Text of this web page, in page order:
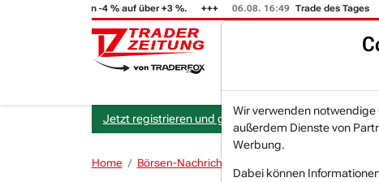
(i) steigt von -4 % auf über +3 %. 06.08. 16:49 Trade des Tages
Jetzt registrieren und gratis Artikel lesen.
Home Börsen-Nachrichten
Wir verwenden
außerdem Dienste von
Werbung.
Dabei können